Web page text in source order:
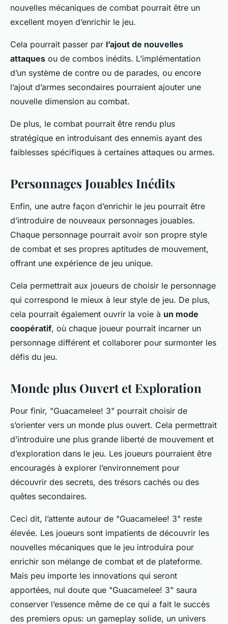
nouvelles mécaniques de combat pourrait être un
excellent moyen d’enrichir le jeu.
Cela pourrait passer par l’ajout de nouvelles
attaques ou de combos inédits. L’implémentation
d’un système de contre ou de parades, ou encore
l’ajout d’armes secondaires pourraient ajouter une
nouvelle dimension au combat.
De plus, le combat pourrait être rendu plus
stratégique en introduisant des ennemis ayant des
faiblesses spécifiques à certaines attaques ou armes.
Personnages Jouables Inédits
Enfin, une autre façon d’enrichir le jeu pourrait être
d’introduire de nouveaux personnages jouables.
Chaque personnage pourrait avoir son propre style
de combat et ses propres aptitudes de mouvement,
offrant une expérience de jeu unique.
Cela permettrait aux joueurs de choisir le personnage
qui correspond le mieux à leur style de jeu. De plus,
cela pourrait également ouvrir la voie à un mode
coopératif, où chaque joueur pourrait incarner un
personnage différent et collaborer pour surmonter les
défis du jeu.
Monde plus Ouvert et Exploration
Pour finir, "Guacamelee! 3" pourrait choisir de
s’orienter vers un monde plus ouvert. Cela permettrait
d’introduire une plus grande liberté de mouvement et
d’exploration dans le jeu. Les joueurs pourraient être
encouragés à explorer l’environnement pour
découvrir des secrets, des trésors cachés ou des
quêtes secondaires.
Ceci dit, l’attente autour de "Guacamelee! 3" reste
élevée. Les joueurs sont impatients de découvrir les
nouvelles mécaniques que le jeu introduira pour
enrichir son mélange de combat et de plateforme.
Mais peu importe les innovations qui seront
apportées, nul doute que "Guacamelee! 3" saura
conserver l’essence même de ce qui a fait le succès
des premiers opus: un gameplay solide, un univers